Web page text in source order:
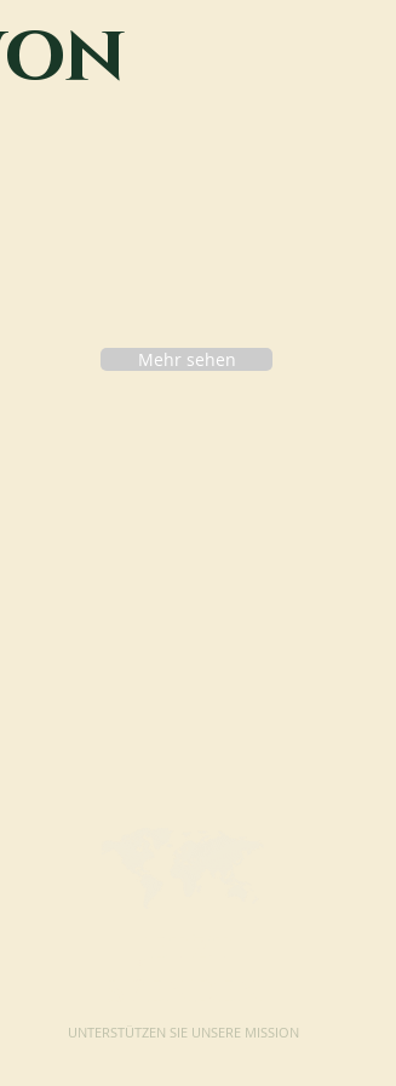
Mehr sehen
UNTERSTÜTZEN SIE UNSERE MISSION